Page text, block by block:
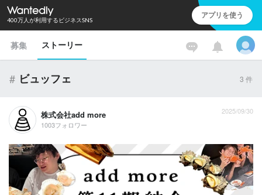
400万人が利用するビジネスSNS アプリを使う
募集 ストーリー
# ビュッフェ 3 件
株式会社add more
1003フォロワー
2025/09/30